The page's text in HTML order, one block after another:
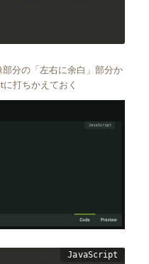
分の「左右に余白」部分か
打ちかえておく